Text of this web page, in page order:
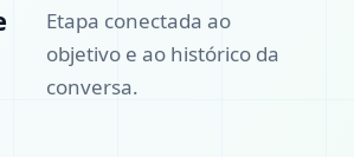
Etapa conectada ao
objetivo e ao histórico da
conversa.